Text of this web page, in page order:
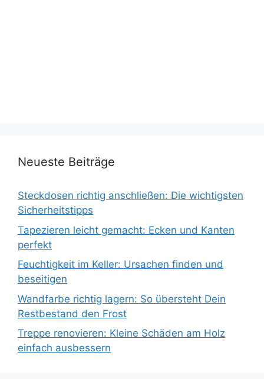
Neueste Beiträge
Steckdosen richtig anschließen: Die wichtigsten
Sicherheitstipps
Tapezieren leicht gemacht: Ecken und Kanten
perfekt
Feuchtigkeit im Keller: Ursachen finden und
beseitigen
Wandfarbe richtig lagern: So übersteht Dein
Restbestand den Frost
Treppe renovieren: Kleine Schäden am Holz
einfach ausbessern